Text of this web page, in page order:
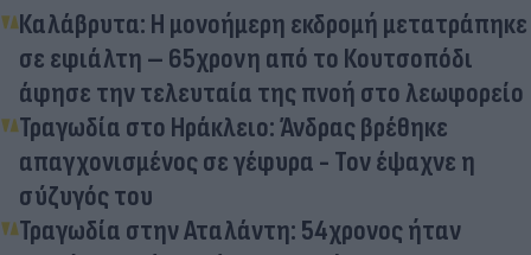
Καλάβρυτα: Η μονοήμερη εκδρομή μετατράπηκε
σε εφιάλτη – 65χρονη από το Κουτσοπόδι
άφησε την τελευταία της πνοή στο λεωφορείο
Τραγωδία στο Ηράκλειο: Άνδρας βρέθηκε
απαγχονισμένος σε γέφυρα - Τον έψαχνε η
σύζυγός του
Τραγωδία στην Αταλάντη: 54χρονος ήταν